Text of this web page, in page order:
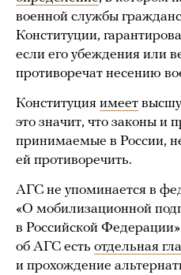
военной службы
Конституции,
если его убеждения или
противоречат несению
Конституция имеет
это значит, что законы и
принимаемые в России,
ей противоречить.
АГС не упоминается в
«О мобилизационной
в Российской
об АГС есть отдельная
и прохождение